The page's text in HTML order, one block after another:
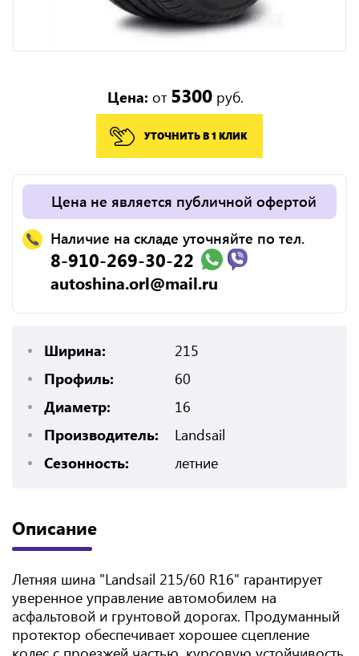
Цена: от 5300 руб.
УТОЧНИТЬ В 1 КЛИК
Цена не является публичной офертой
Наличие на складе уточняйте по тел.
8-910-269-30-22
autoshina.orl@mail.ru
Ширина:
215
Профиль:
60
Диаметр:
16
Производитель:
Landsail
Сезонность:
летние
Описание
Летняя шина "Landsail 215/60 R16" гарантирует
уверенное управление автомобилем на
асфальтовой и грунтовой дорогах. Продуманный
протектор обеспечивает хорошее сцепление